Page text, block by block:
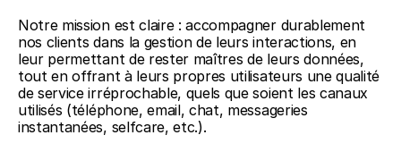
Notre mission est claire : accompagner durablement
nos clients dans la gestion de leurs interactions, en
leur permettant de rester maîtres de leurs données,
tout en offrant à leurs propres utilisateurs une qualité
de service irréprochable, quels que soient les canaux
utilisés (téléphone, email, chat, messageries
instantanées, selfcare, etc.).